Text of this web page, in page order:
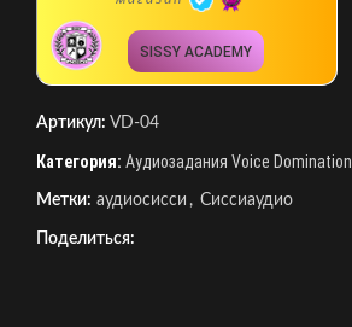
SISSY ACADEMY
Артикул: VD-04
Категория: Аудиозадания Voice Domination
Метки: аудиосисси , Сиссиаудио
Поделиться: